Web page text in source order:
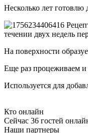
Несколько лет
течении двух недель
На поверхности
Еще раз процеживаем
Используется для
Кто онлайн
Сейчас 36 гостей
Наши партнеры